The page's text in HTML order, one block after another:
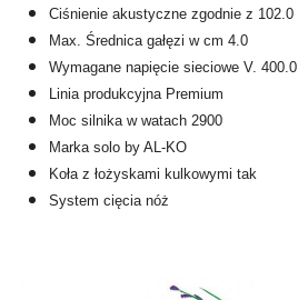
Ciśnienie akustyczne zgodnie z 102.0
Max. Średnica gałęzi w cm 4.0
Wymagane napięcie sieciowe V. 400.0
Linia produkcyjna Premium
Moc silnika w watach 2900
Marka solo by AL-KO
Koła z łożyskami kulkowymi tak
System cięcia nóż